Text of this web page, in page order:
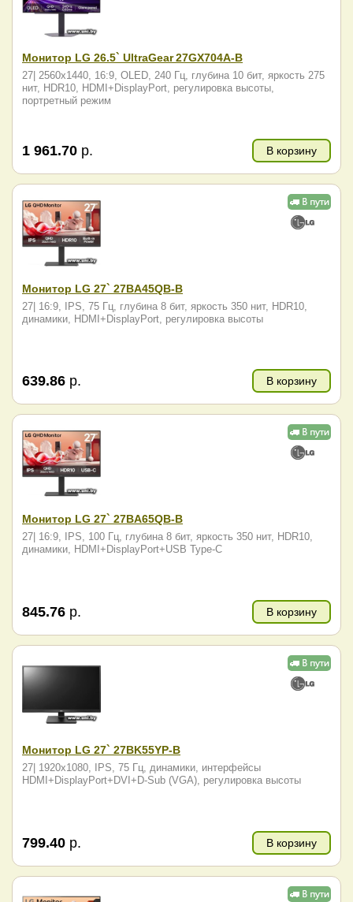
Монитор LG 26.5` UltraGear 27GX704A-B
27| 2560x1440, 16:9, OLED, 240 Гц, глубина 10 бит, яркость 275
нит, HDR10, HDMI+DisplayPort, регулировка высоты,
портретный режим
1 961.70 р. В корзину
Монитор LG 27` 27BA45QB-B
27| 16:9, IPS, 75 Гц, глубина 8 бит, яркость 350 нит, HDR10,
динамики, HDMI+DisplayPort, регулировка высоты
639.86 р. В корзину
Монитор LG 27` 27BA65QB-B
27| 16:9, IPS, 100 Гц, глубина 8 бит, яркость 350 нит, HDR10,
динамики, HDMI+DisplayPort+USB Type-C
845.76 р. В корзину
Монитор LG 27` 27BK55YP-B
27| 1920x1080, IPS, 75 Гц, динамики, интерфейсы
HDMI+DisplayPort+DVI+D-Sub (VGA), регулировка высоты
799.40 р. В корзину